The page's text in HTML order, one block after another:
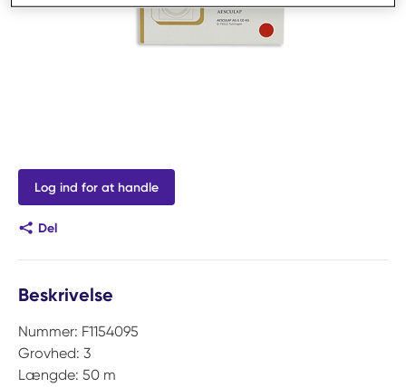
Log ind for at handle
Del
Beskrivelse
Nummer: F1154095
Grovhed: 3
Længde: 50 m